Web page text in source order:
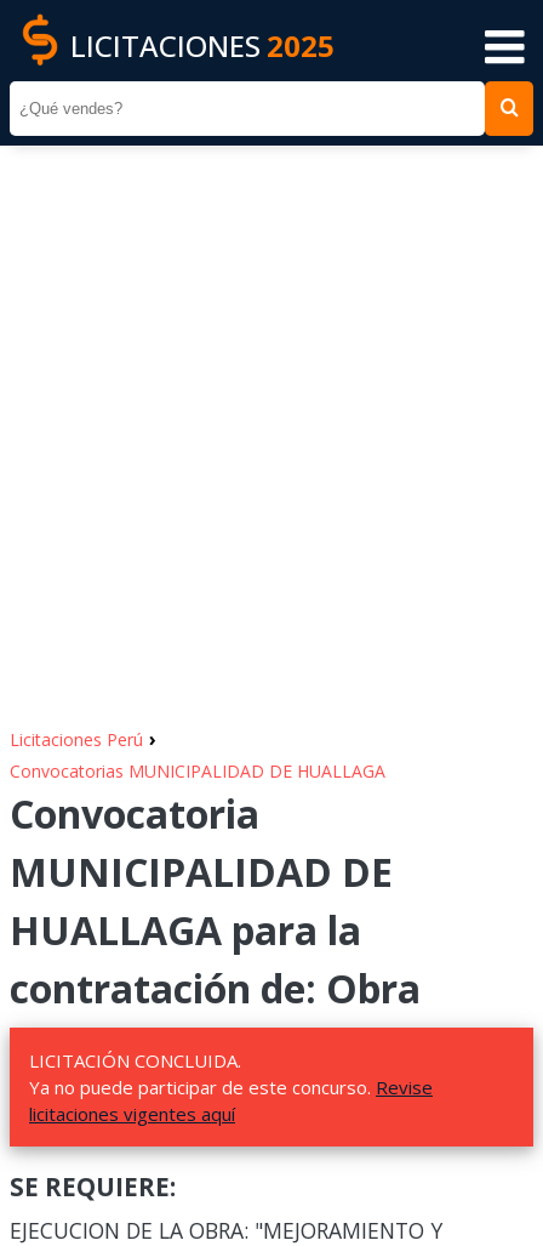
LICITACIONES 2025
Licitaciones Perú ›
Convocatorias MUNICIPALIDAD DE HUALLAGA
Convocatoria
MUNICIPALIDAD DE
HUALLAGA para la
contratación de: Obra
LICITACIÓN CONCLUIDA.
Ya no puede participar de este concurso. Revise
licitaciones vigentes aquí
SE REQUIERE:
EJECUCION DE LA OBRA: "MEJORAMIENTO Y